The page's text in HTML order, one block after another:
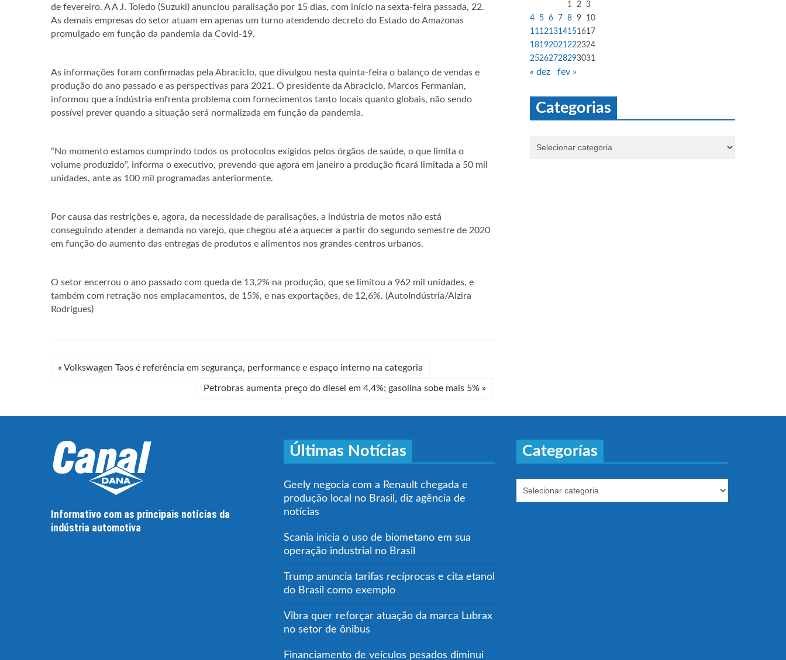
de fevereiro. A A J. Toledo (Suzuki) anunciou paralisação por 15 dias, com início na sexta-feira passada, 22.
As demais empresas do setor atuam em apenas um turno atendendo decreto do Estado do Amazonas
promulgado em função da pandemia da Covid-19.
As informações foram confirmadas pela Abraciclo, que divulgou nesta quinta-feira o balanço de vendas e
produção do ano passado e as perspectivas para 2021. O presidente da Abraciclo, Marcos Fermanian,
informou que a indústria enfrenta problema com fornecimentos tanto locais quanto globais, não sendo
possível prever quando a situação será normalizada em função da pandemia.
“No momento estamos cumprindo todos os protocolos exigidos pelos órgãos de saúde, o que limita o
volume produzido”, informa o executivo, prevendo que agora em janeiro a produção ficará limitada a 50 mil
unidades, ante as 100 mil programadas anteriormente.
Por causa das restrições e, agora, da necessidade de paralisações, a indústria de motos não está
conseguindo atender a demanda no varejo, que chegou até a aquecer a partir do segundo semestre de 2020
em função do aumento das entregas de produtos e alimentos nos grandes centros urbanos.
O setor encerrou o ano passado com queda de 13,2% na produção, que se limitou a 962 mil unidades, e
também com retração nos emplacamentos, de 15%, e nas exportações, de 12,6%. (AutoIndústria/Alzira
Rodrigues)
« Volkswagen Taos é referência em segurança, performance e espaço interno na categoria
Petrobras aumenta preço do diesel em 4,4%; gasolina sobe mais 5% »
1 2 3
4
5 6 7 8 9
10
11121314151617
18192021222324
25262728293031
« dez fev »
Categorias
Informativo com as principais notícias da
indústria automotiva
Últimas Notícias
Geely negocia com a Renault chegada e
produção local no Brasil, diz agência de
notícias
Scania inicia o uso de biometano em sua
operação industrial no Brasil
Trump anuncia tarifas recíprocas e cita etanol
do Brasil como exemplo
Vibra quer reforçar atuação da marca Lubrax
no setor de ônibus
Financiamento de veículos pesados diminui
Categorías